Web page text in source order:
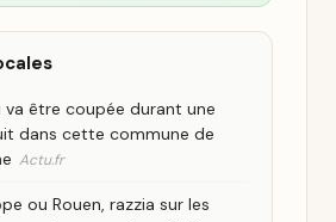
va être coupée durant une
dans cette commune de
Actu.fr
ou Rouen, razzia sur les